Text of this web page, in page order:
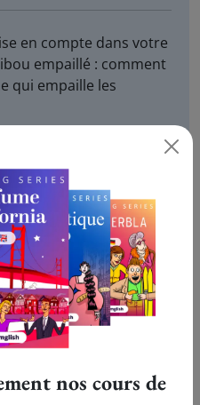
en compte dans votre
empaillé : comment
qui empaille les
les animaux est un
estun chauffeur
des animaux
.Remarque : On peut
nos cours de